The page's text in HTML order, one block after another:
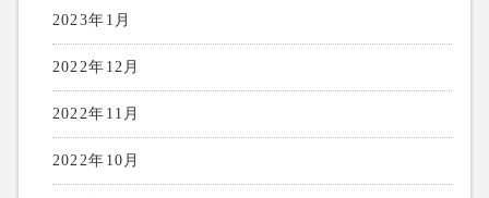
2023年1月
2022年12月
2022年11月
2022年10月